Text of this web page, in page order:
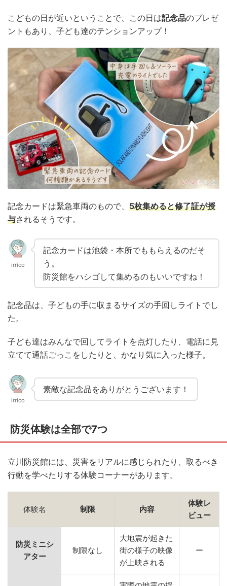
こどもの日が近いということで、この日は記念品のプレゼ
ントもあり、子ども達のテンションアップ！
記念カードは緊急車両のもので、 5枚集めると修了証が授
与されるそうです。
irrico
記念カードは池袋・本所でももらえるのだそ
う。
防災館をハシゴして集めるのもいいですね！
記念品は、子どもの手に収まるサイズの手回しライトでし
た。
子ども達はみんなで回してライトを点灯したり、電話に見
立てて通話ごっこをしたりと、かなり気に入った様子。
irrico
素敵な記念品をありがとうございます！
防災体験は全部で7つ
立川防災館には、災害をリアルに感じられたり、取るべき
行動を学べたりする体験コーナーがあります。
体験名 制限 内容
体験レ
ビュー
防災ミニシ
アター
制限なし
大地震が起きた
街の様子の映像
が上映される
ー